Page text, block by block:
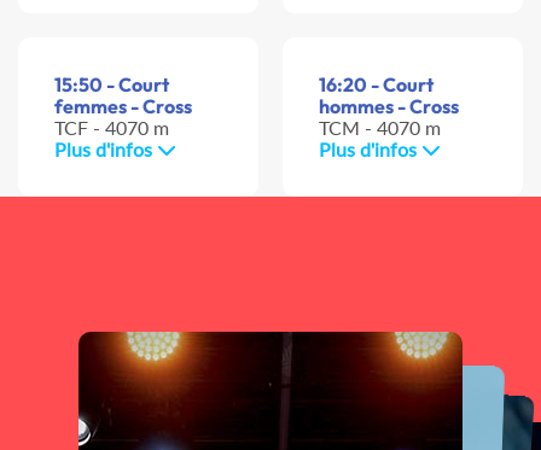
15:50 - Court
femmes - Cross
TCF - 4070 m
Plus d'infos
16:20 - Court
hommes - Cross
TCM - 4070 m
Plus d'infos